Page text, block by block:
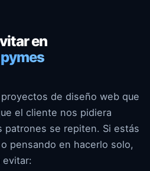
en
de diseño web que
el cliente nos pidiera
patrones se repiten. Si estás
pensando en hacerlo solo,
evitar: